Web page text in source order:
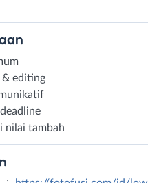
& editing
nilai tambah